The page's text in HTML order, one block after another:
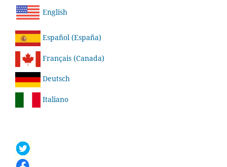
English
Español (España)
Français (Canada)
Deutsch
Italiano